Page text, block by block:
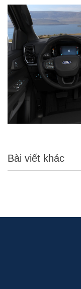
Bài viết khác